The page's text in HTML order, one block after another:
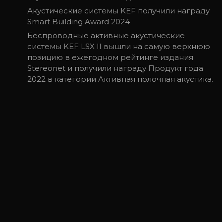
Акустические системы KEF получили награду
Smart Building Award 2024
Беспроводные активные акустические
системы KEF LSX II вышли на самую верхнюю
позицию в ежегодном рейтинге издания
Stereonet и получили награду Продукт года
2022 в категории Активная полочная акустика.